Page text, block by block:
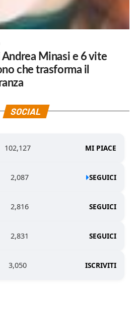
Andrea Minasi e 6 vite
che trasforma il
SOCIAL
102,127 MI PIACE
2,087 SEGUICI
2,816 SEGUICI
2,831 SEGUICI
3,050 ISCRIVITI